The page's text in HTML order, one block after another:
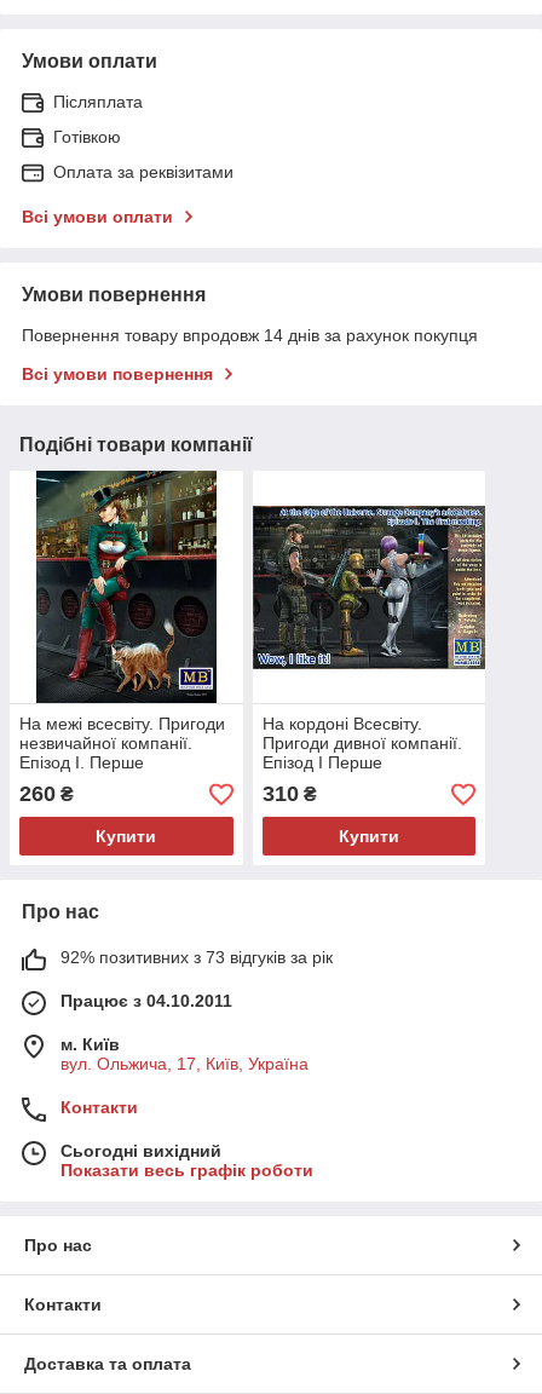
Умови оплати
Післяплата
Готівкою
Оплата за реквізитами
Всі умови оплати
Умови повернення
Повернення товару впродовж 14 днів за рахунок покупця
Всі умови повернення
Подібні товари компанії
На межі всесвіту. Пригоди
незвичайної компанії.
Епізод I. Перше
знайомство. 'Навіть не
come...'
260 ₴
Купити
На кордоні Всесвіту.
Пригоди дивної компанії.
Епізод I Перше
знайомство. Вух, мені
подобається!
310₴
Купити
Про нас
92% позитивних з 73 відгуків за рік
Працює з 04.10.2011
м. Київ
вул. Ольжича, 17, Київ, Україна
Контакти
Сьогодні вихідний
Показати весь графік роботи
Про нас
Контакти
Доставка та оплата